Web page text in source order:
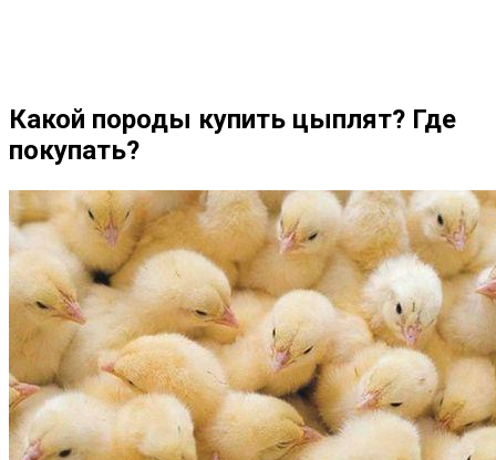
Какой породы купить цыплят? Где
покупать?